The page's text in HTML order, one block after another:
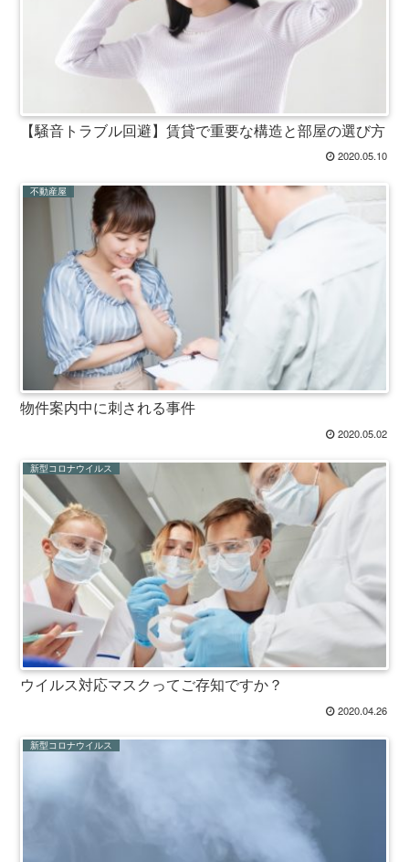
【騒音トラブル回避】賃貸で重要な構造と部屋の選び方
2020.05.10
不動産屋
物件案内中に刺される事件
2020.05.02
新型コロナウイルス
ウイルス対応マスクってご存知ですか？
2020.04.26
新型コロナウイルス